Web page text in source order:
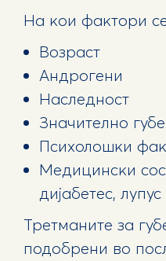
На кои фактори
Возраст
Андрогени
Наследност
Значително
Психолошки
Медицински
дијабетес,
Третманите за
подобрени во